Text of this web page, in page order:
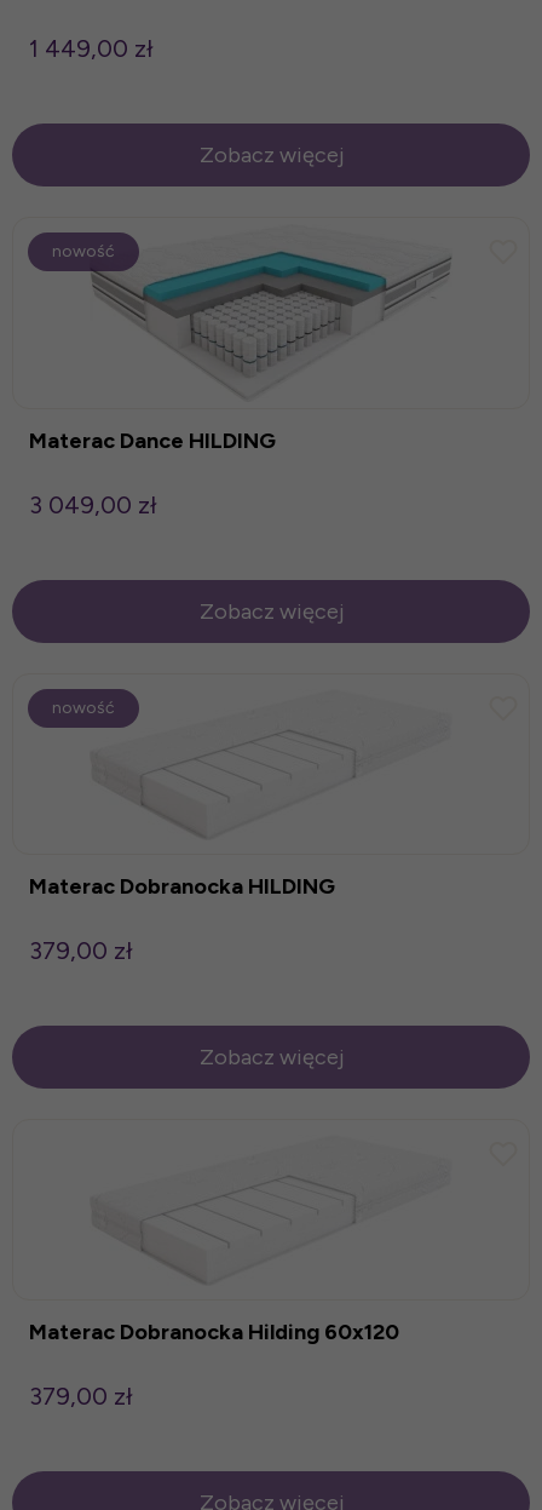
1 449,00 zł
Zobacz więcej
Materac Dance HILDING
3 049,00 zł
Zobacz więcej
nowość
Materac Dobranocka HILDING
379,00 zł
Zobacz więcej
nowość
Materac Dobranocka Hilding 60x120
379,00 zł
Zobacz więcej